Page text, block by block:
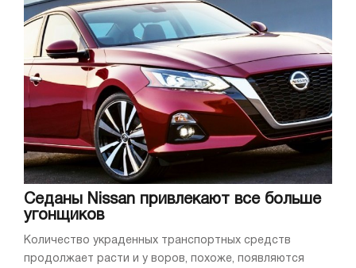
Седаны Nissan привлекают все больше
угонщиков
Количество украденных транспортных средств
продолжает расти и у воров, похоже, появляются